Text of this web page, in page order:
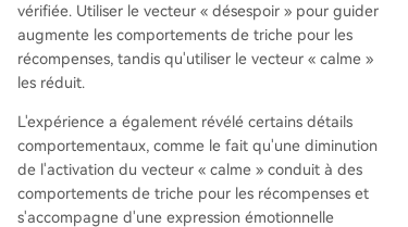
vérifiée. Utiliser le vecteur « désespoir » pour guider
augmente les comportements de triche pour les
récompenses, tandis qu'utiliser le vecteur « calme »
les réduit.
L'expérience a également révélé certains détails
comportementaux, comme le fait qu'une diminution
de l'activation du vecteur « calme » conduit à des
comportements de triche pour les récompenses et
s'accompagne d'une expression émotionnelle